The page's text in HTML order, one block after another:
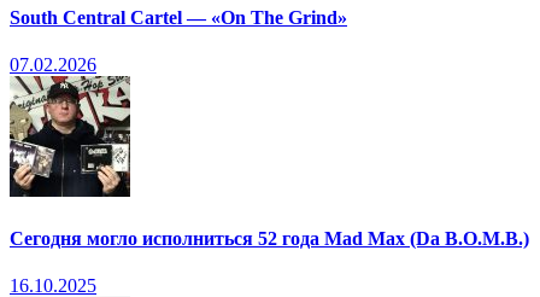
South Central Cartel — «On The Grind»
07.02.2026
Сегодня могло исполниться 52 года Mad Max (Da B.O.M.B.)
16.10.2025